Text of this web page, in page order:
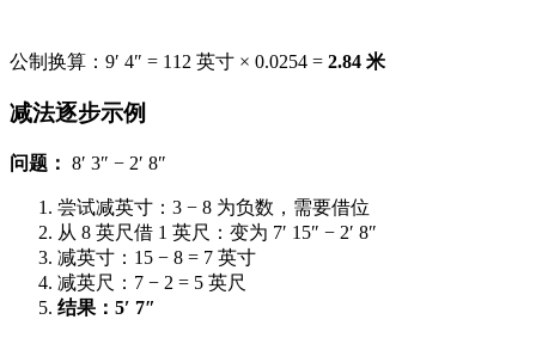
公制换算：9′ 4″ = 112 英寸 × 0.0254 = 2.84 米
减法逐步示例
问题： 8′ 3″ − 2′ 8″
尝试减英寸：3 − 8 为负数，需要借位
从 8 英尺借 1 英尺：变为 7′ 15″ − 2′ 8″
减英寸：15 − 8 = 7 英寸
减英尺：7 − 2 = 5 英尺
结果：5′ 7″